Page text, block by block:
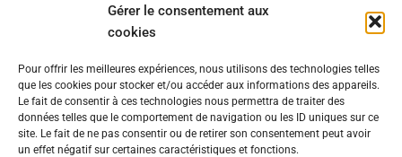
Gérer le consentement aux
cookies
Pour offrir les meilleures expériences, nous utilisons des technologies telles
que les cookies pour stocker et/ou accéder aux informations des appareils.
Le fait de consentir à ces technologies nous permettra de traiter des
données telles que le comportement de navigation ou les ID uniques sur ce
site. Le fait de ne pas consentir ou de retirer son consentement peut avoir
un effet négatif sur certaines caractéristiques et fonctions.
lns